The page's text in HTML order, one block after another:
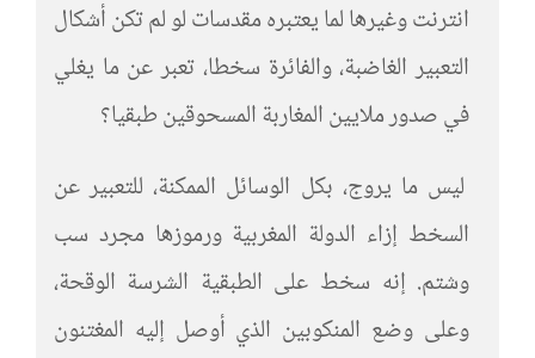
انترنت وغيرها لما يعتبره مقدسات لو لم تكن أشكال
التعبير الغاضبة، والفائرة سخطا، تعبر عن ما يغلي
في صدور ملايين المغاربة المسحوقين طبقيا؟
ليس ما يروج، بكل الوسائل الممكنة، للتعبير عن
السخط إزاء الدولة المغربية ورموزها مجرد سب
وشتم. إنه سخط على الطبقية الشرسة الوقحة،
وعلى وضع المنكوبين الذي أوصل إليه المغتنون